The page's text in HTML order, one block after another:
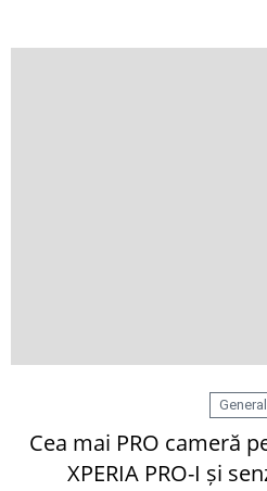
General
Cea mai PRO cameră
XPERIA PRO-I și